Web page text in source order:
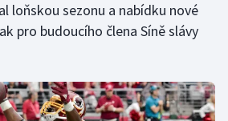
loňskou sezonu a nabídku nové
pro budoucího člena Síně slávy